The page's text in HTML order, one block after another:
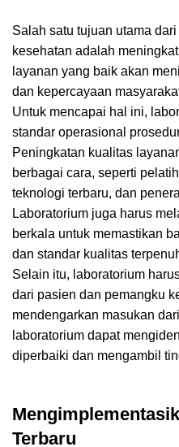
Salah satu tujuan utama
kesehatan adalah
layanan yang baik akan
dan kepercayaan
Untuk mencapai hal ini,
standar operasional
Peningkatan kualitas
berbagai cara, seperti
teknologi terbaru, dan
Laboratorium juga harus
berkala untuk memastikan
dan standar kualitas
Selain itu, laboratorium
dari pasien dan pemangku
mendengarkan masukan
laboratorium dapat
diperbaiki dan mengambil
Terbaru